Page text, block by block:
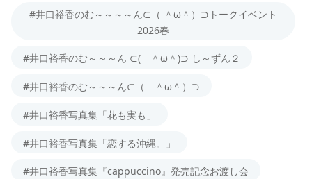
#井口裕香のむ～～～～ん⊂（ ＾ω＾）⊃トークイベント
2026春
#井口裕香のむ～～～ん ⊂( ＾ω＾)⊃ し～ずん２
#井口裕香のむ～～～ん⊂（ ＾ω＾）⊃
#井口裕香写真集「花も実も」
#井口裕香写真集「恋する沖縄。」
#井口裕香写真集『cappuccino』発売記念お渡し会